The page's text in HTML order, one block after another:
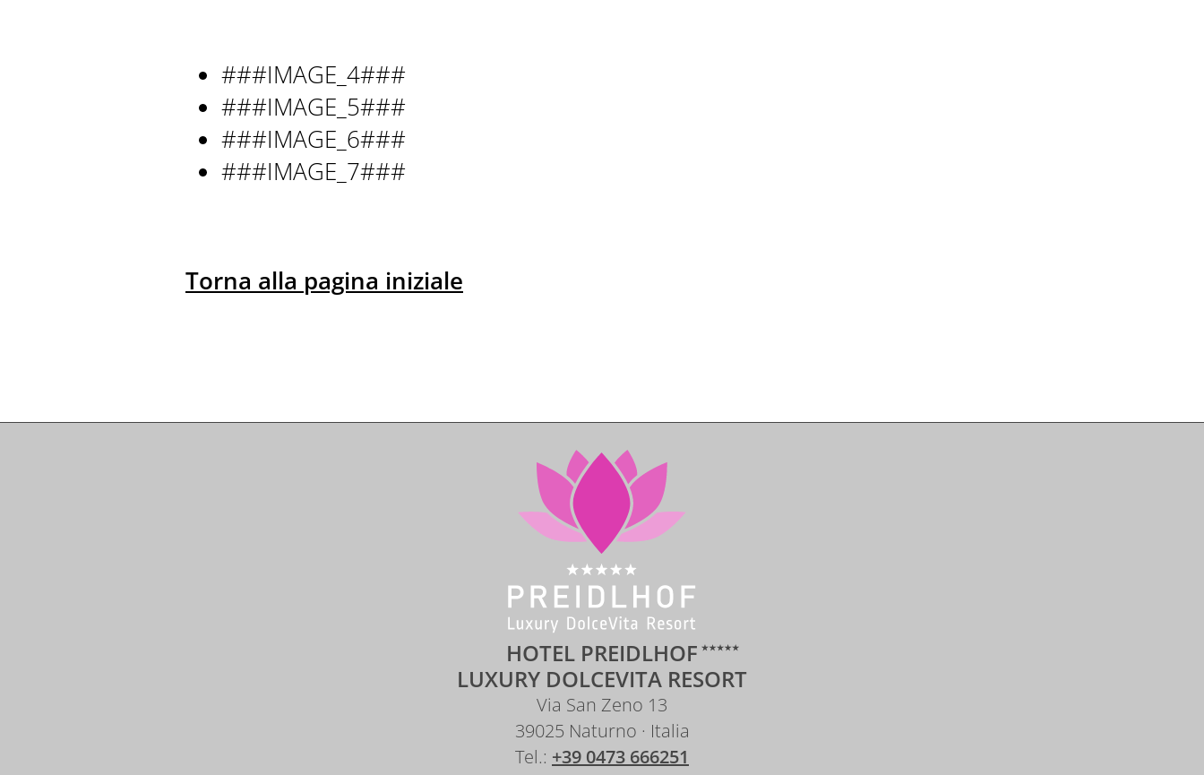
###IMAGE_4###
###IMAGE_5###
###IMAGE_6###
###IMAGE_7###
Torna alla pagina iniziale
HOTEL PREIDLHOF
LUXURY DOLCEVITA RESORT
Via San Zeno 13
39025 Naturno · Italia
Tel.: +39 0473 666251